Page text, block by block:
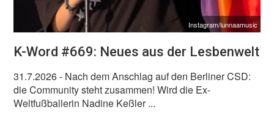
Instagram/lunnaamusic
K-Word #669: Neues aus der Lesbenwelt
31.7.2026- Nach dem Anschlag auf den Berliner CSD:
die Community steht zusammen! Wird die Ex-
Weltfußballerin Nadine Keßler ...